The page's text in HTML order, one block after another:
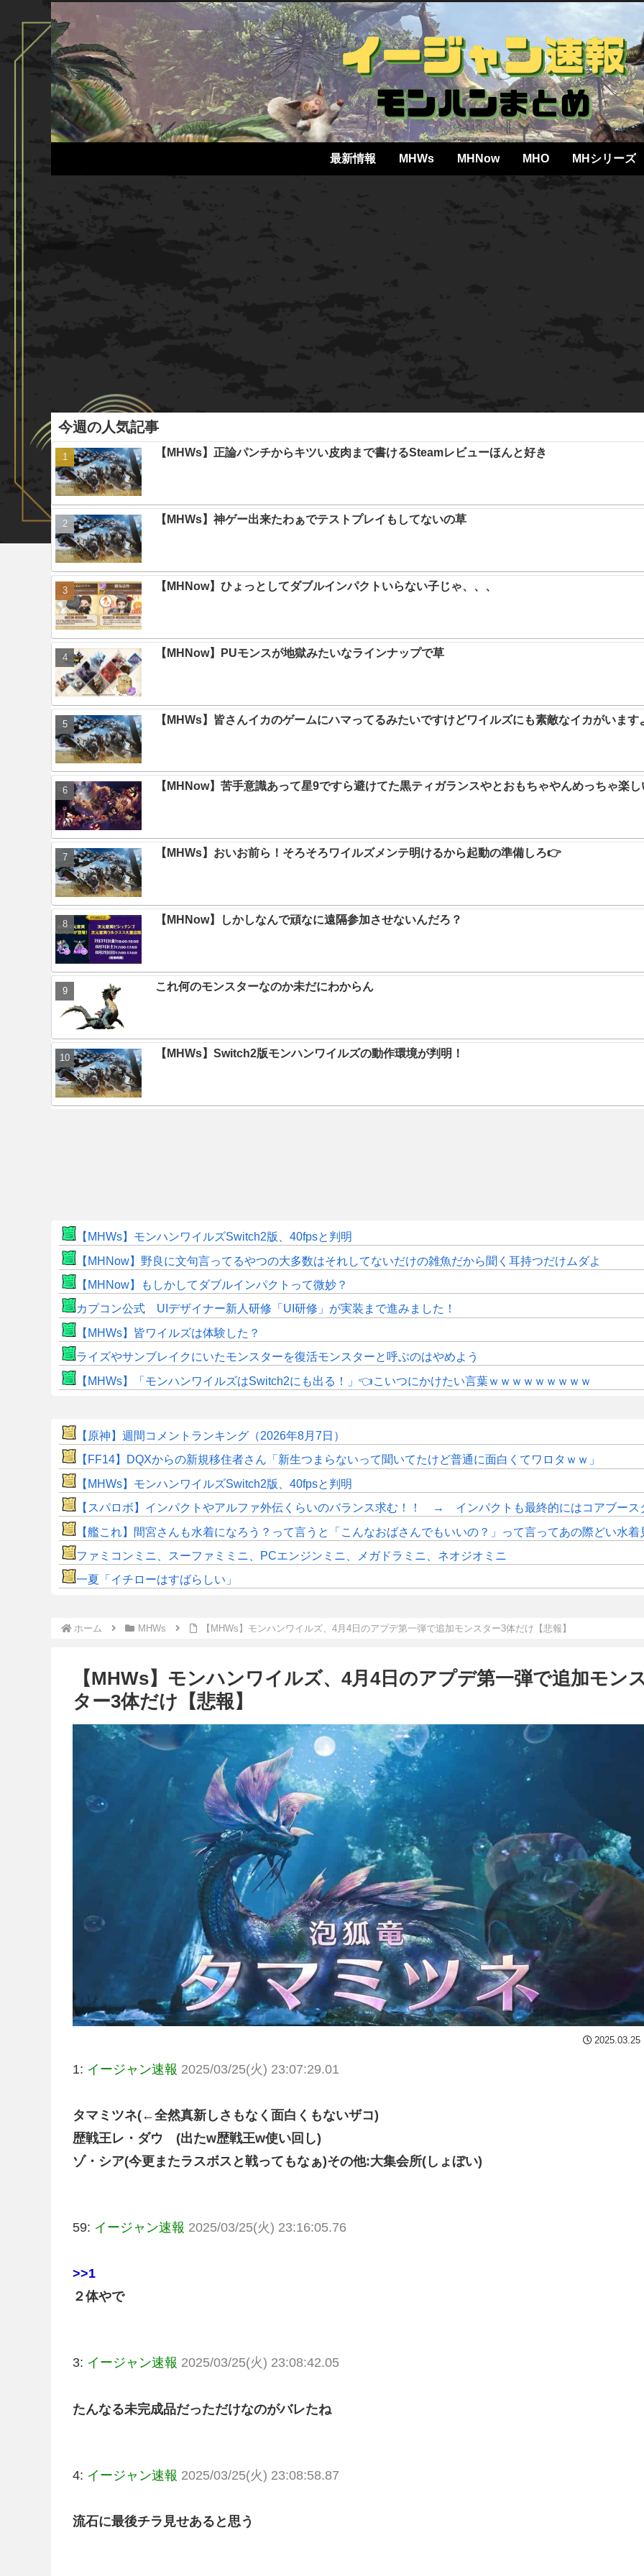
最新情報 MHWs MHNow MHO MHシリーズ
今週の人気記事
【MHWs】正論パンチからキツい皮肉まで書けるSteamレビューほんと好き
【MHWs】神ゲー出来たわぁでテストプレイもしてないの草
【MHNow】ひょっとしてダブルインパクトいらない子じゃ、、、
【MHNow】PUモンスが地獄みたいなラインナップで草
【MHWs】皆さんイカのゲームにハマってるみたいですけどワイルズにも素敵なイカがいます
【MHNow】苦手意識あって星9ですら避けてた黒ティガランスやとおもちゃやんめっちゃ楽し
【MHWs】おいお前ら！そろそろワイルズメンテ明けるから起動の準備しろ👉
【MHNow】しかしなんで頑なに遠隔参加させないんだろ？
これ何のモンスターなのか未だにわからん
【MHWs】Switch2版モンハンワイルズの動作環境が判明！
【MHWs】モンハンワイルズSwitch2版、40fpsと判明
【MHNow】野良に文句言ってるやつの大多数はそれしてないだけの雑魚だから聞く耳持つだけムダよ
【MHNow】もしかしてダブルインパクトって微妙？
カプコン公式 UIデザイナー新人研修「UI研修」が実装まで進みました！
【MHWs】皆ワイルズは体験した？
ライズやサンブレイクにいたモンスターを復活モンスターと呼ぶのはやめよう
【MHWs】「モンハンワイルズはSwitch2にも出る！」👈こいつにかけたい言葉ｗｗｗｗｗｗｗｗｗ
【原神】週間コメントランキング（2026年8月7日）
【FF14】DQXからの新規移住者さん「新生つまらないって聞いてたけど普通に面白くてワロタｗｗ」
【MHWs】モンハンワイルズSwitch2版、40fpsと判明
【スパロボ】インパクトやアルファ外伝くらいのバランス求む！！ → インパクトも最終的にはコアブース
【艦これ】間宮さんも水着になろう？って言うと「こんなおばさんでもいいの？」って言ってあの際どい水
ファミコンミニ、スーファミミニ、PCエンジンミニ、メガドラミニ、ネオジオミニ
一夏「イチローはすばらしい」
ホーム MHWs 【MHWs】モンハンワイルズ、4月4日のアプデ第一弾で追加モンスター3体だけ【悲報】
【MHWs】モンハンワイルズ、4月4日のアプデ第一弾で追加モン
ター3体だけ【悲報】
2025.03.25
1: イージャン速報 2025/03/25(火) 23:07:29.01
タマミツネ(←全然真新しさもなく面白くもないザコ)
歴戦王レ・ダウ (出たw歴戦王w使い回し)
ゾ・シア(今更またラスボスと戦ってもなぁ)その他:大集会所(しょぼい)
59: イージャン速報 2025/03/25(火) 23:16:05.76
>>1
２体やで
3: イージャン速報 2025/03/25(火) 23:08:42.05
たんなる未完成品だっただけなのがバレたね
4: イージャン速報 2025/03/25(火) 23:08:58.87
流石に最後チラ見せあると思う